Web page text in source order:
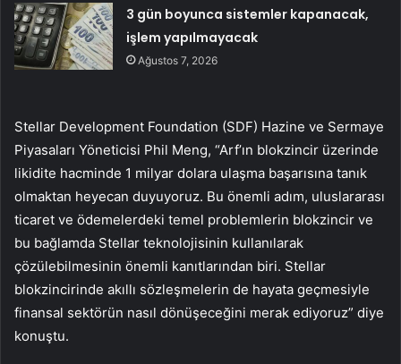
3 gün boyunca sistemler kapanacak,
işlem yapılmayacak
Ağustos 7, 2026
Stellar Development Foundation (SDF) Hazine ve Sermaye
Piyasaları Yöneticisi Phil Meng, “Arf’ın blokzincir üzerinde
likidite hacminde 1 milyar dolara ulaşma başarısına tanık
olmaktan heyecan duyuyoruz. Bu önemli adım, uluslararası
ticaret ve ödemelerdeki temel problemlerin blokzincir ve
bu bağlamda Stellar teknolojisinin kullanılarak
çözülebilmesinin önemli kanıtlarından biri. Stellar
blokzincirinde akıllı sözleşmelerin de hayata geçmesiyle
finansal sektörün nasıl dönüşeceğini merak ediyoruz” diye
konuştu.